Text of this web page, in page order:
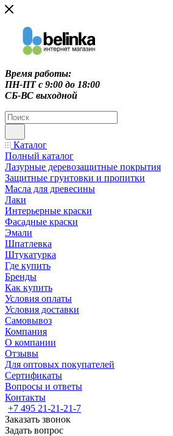
Время работы:
ПН-ПТ c 9:00 до 18:00
СБ-ВС выходной
Каталог
Полный каталог
Лазурные деревозащитные покрытия
Защитные грунтовки и пропитки
Масла для древесины
Лаки
Интерьерные краски
Фасадные краски
Эмали
Шпатлевка
Штукатурка
Где купить
Бренды
Как купить
Условия оплаты
Условия доставки
Самовывоз
Компания
О компании
Отзывы
Для оптовых покупателей
Сертификаты
Вопросы и ответы
Контакты
+7 495 21-21-21-7
Заказать звонок
Задать вопрос